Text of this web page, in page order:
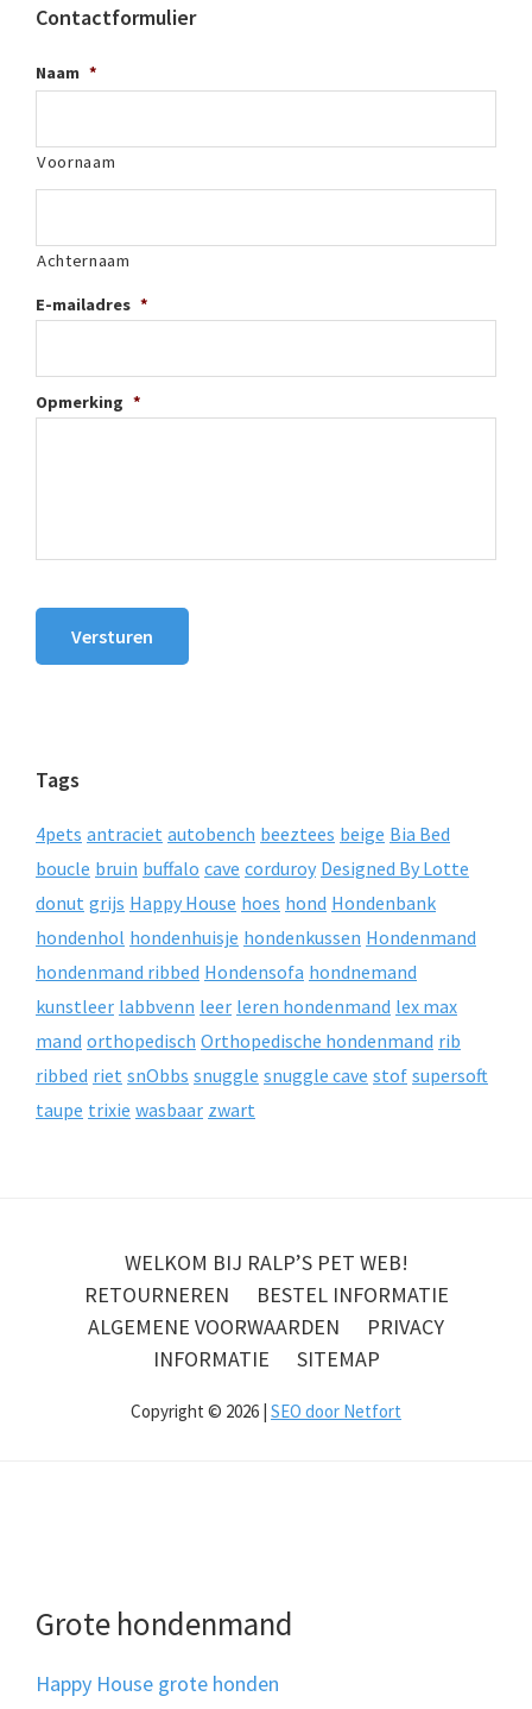
Contactformulier
Naam *
Voornaam
Achternaam
E-mailadres *
Opmerking *
Versturen
Tags
4pets antraciet autobench beeztees beige Bia Bed
boucle bruin buffalo cave corduroy Designed By Lotte
donut grijs Happy House hoes hond Hondenbank
hondenhol hondenhuisje hondenkussen Hondenmand
hondenmand ribbed Hondensofa hondnemand
kunstleer labbvenn leer leren hondenmand lex max
mand orthopedisch Orthopedische hondenmand rib
ribbed riet snObbs snuggle snuggle cave stof supersoft
taupe trixie wasbaar zwart
WELKOM BIJ RALP’S PET WEB!
RETOURNEREN
BESTEL INFORMATIE
ALGEMENE VOORWAARDEN
PRIVACY
INFORMATIE
SITEMAP
Copyright © 2026 | SEO door Netfort
Grote hondenmand
Happy House grote honden